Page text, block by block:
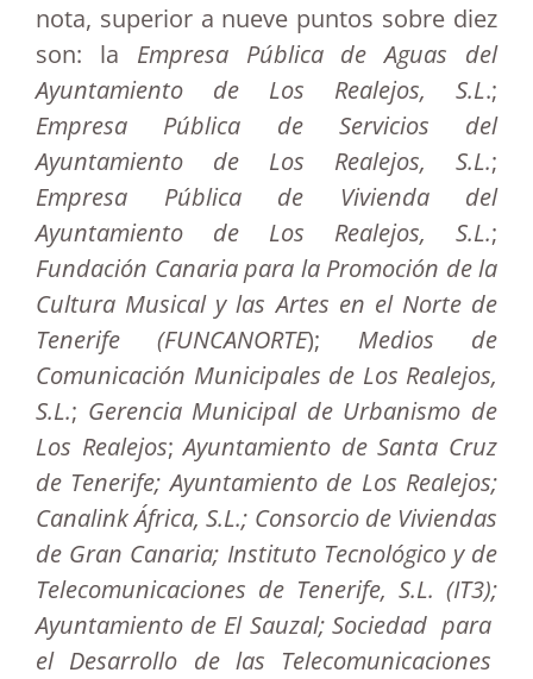
nota, superior a nueve puntos sobre diez
son: la Empresa Pública de Aguas del
Ayuntamiento de Los Realejos, S.L.;
Empresa Pública de Servicios del
Ayuntamiento de Los Realejos, S.L.;
Empresa Pública de Vivienda del
Ayuntamiento de Los Realejos, S.L.;
Fundación Canaria para la Promoción de la
Cultura Musical y las Artes en el Norte de
Tenerife (FUNCANORTE); Medios de
Comunicación Municipales de Los Realejos,
S.L.; Gerencia Municipal de Urbanismo de
Los Realejos; Ayuntamiento de Santa Cruz
de Tenerife; Ayuntamiento de Los Realejos;
Canalink África, S.L.; Consorcio de Viviendas
de Gran Canaria; Instituto Tecnológico y de
Telecomunicaciones de Tenerife, S.L. (IT3);
Ayuntamiento de El Sauzal; Sociedad para
el Desarrollo de las Telecomunicaciones